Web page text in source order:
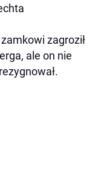
zagroził
ale on nie